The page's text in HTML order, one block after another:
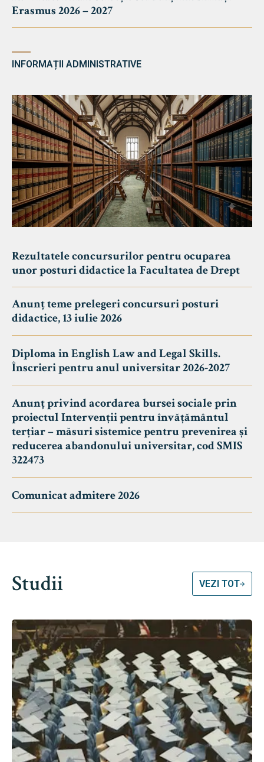
Erasmus 2026 – 2027
INFORMAȚII ADMINISTRATIVE
Rezultatele concursurilor pentru ocuparea
unor posturi didactice la Facultatea de Drept
Anunț teme prelegeri concursuri posturi
didactice, 13 iulie 2026
Diploma in English Law and Legal Skills.
Înscrieri pentru anul universitar 2026-2027
Anunț privind acordarea bursei sociale prin
proiectul Intervenții pentru învățământul
terțiar – măsuri sistemice pentru prevenirea și
reducerea abandonului universitar, cod SMIS
322473
Comunicat admitere 2026
Studii VEZI TOT